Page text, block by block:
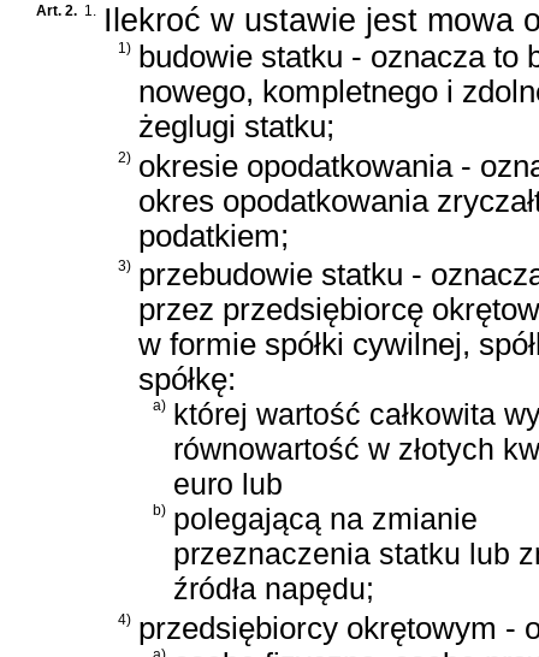
Art. 2. 1. Ilekroć w ustawie jest mowa
1)
budowie statku - oznacza to
nowego, kompletnego i
żeglugi statku;
2) okresie opodatkowania -
okres opodatkowania
podatkiem;
3) przebudowie statku -
przez przedsiębiorcę
w formie spółki cywilnej,
spółkę:
a) której wartość całkowita
równowartość w złotych
euro lub
b) polegającą na zmianie
przeznaczenia statku lub
źródła napędu;
4) przedsiębiorcy okrętowym -